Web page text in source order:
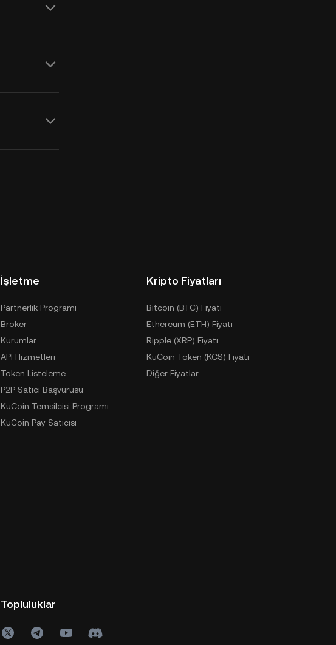
İşletme
Partnerlik Programı
Broker
Kurumlar
API Hizmetleri
Token Listeleme
P2P Satıcı Başvurusu
KuCoin Temsilcisi Programı
KuCoin Pay Satıcısı
Kripto Fiyatları
Bitcoin (BTC) Fiyatı
Ethereum (ETH) Fiyatı
Ripple (XRP) Fiyatı
KuCoin Token (KCS) Fiyatı
Diğer Fiyatlar
Topluluklar